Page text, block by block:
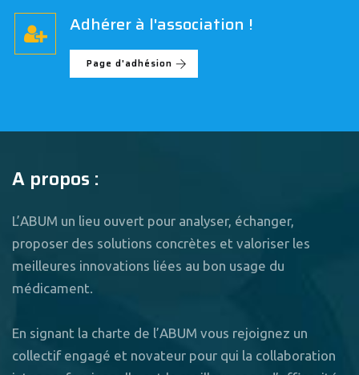
Adhérer à l'association !
Page d'adhésion
A propos :
L’ABUM un lieu ouvert pour analyser, échanger,
proposer des solutions concrètes et valoriser les
meilleures innovations liées au bon usage du
médicament.
En signant la charte de l’ABUM vous rejoignez un
collectif engagé et novateur pour qui la collaboration